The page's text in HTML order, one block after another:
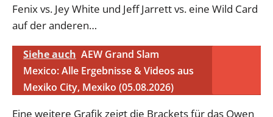
Fenix vs. Jey White und Jeff Jarrett vs. eine Wild Card
auf der anderen…
Siehe auch AEW Grand Slam
Mexico: Alle Ergebnisse & Videos aus
Mexiko City, Mexiko (05.08.2026)
Eine weitere Grafik zeigt die Brackets für das Owen